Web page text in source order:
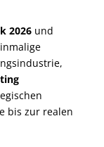
2026 und
bis zur realen